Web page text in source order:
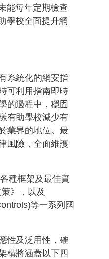
能每年定期檢查
學校全面提升網
系統化的網安指
可利用指南即時
的過程中，穩固
有助學校減少有
業界的地位。最
風險，全面維護
種框架及最佳實
》，以及
等一系列國
性及泛用性，確
構將涵蓋以下四